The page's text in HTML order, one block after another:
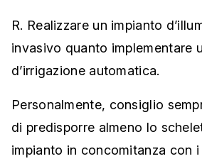
R. Realizzare un impianto
invasivo quanto implementare
d’irrigazione automatica.
Personalmente, consiglio
di predisporre almeno lo
impianto in concomitanza con